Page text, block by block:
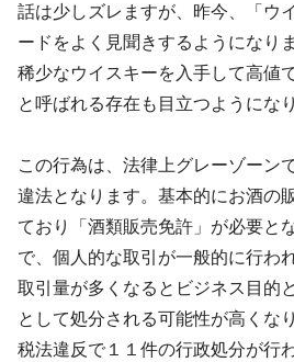
話は少しズレますが、昨今、「ウ
ードをよく見聞きするようになり
稀少なウイスキーを入手して高値
と呼ばれる存在も目立つようにな
この行為は、法律上グレーゾーン
違法となります。基本的にお酒の
ており「酒類販売免許」が必要と
で、個人的な取引が一般的に行わ
取引量が多くなるとビジネス目的
として処分される可能性が高くな
税法違反で１１件の行政処分が行